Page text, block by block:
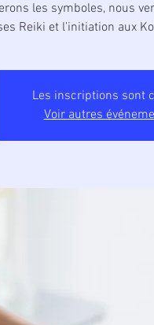
les symboles, nous
Reiki et l’initiation aux
Les inscriptions sont
Voir autres